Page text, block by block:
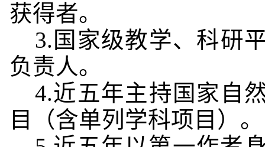
获得者。
3.国家级教学、科研
负责人。
4.近五年主持国家自
目（含单列学科项目）。